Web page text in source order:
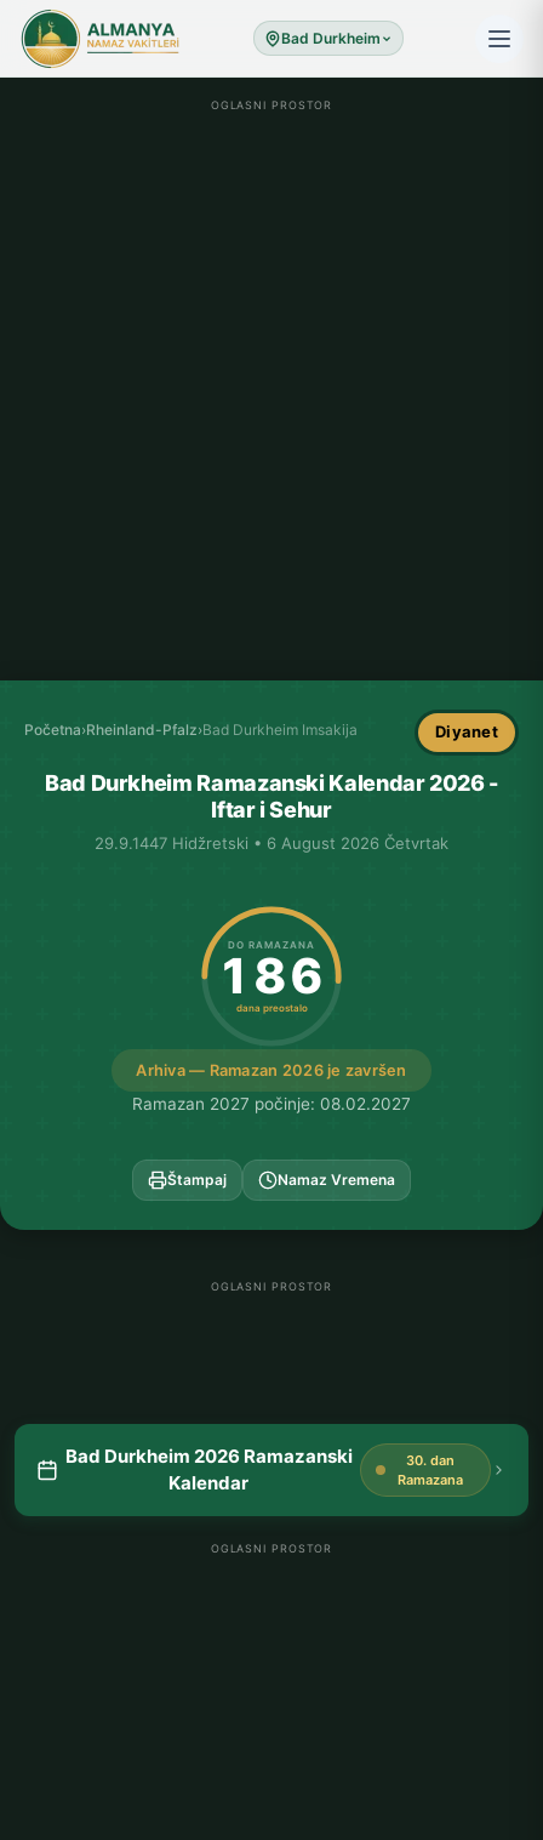
Bad Durkheim
OGLASNI PROSTOR
Početna›Rheinland-Pfalz›Bad Durkheim Imsakija Diyanet
Bad Durkheim Ramazanski Kalendar 2026 -
Iftar i Sehur
29.9.1447 Hidžretski • 6 August 2026 Četvrtak
Arhiva — Ramazan 2026 je završen
DO RAMAZANA
186
dana preostalo
Ramazan 2027 počinje: 08.02.2027
Štampaj Namaz Vremena
OGLASNI PROSTOR
Bad Durkheim 2026 Ramazanski
Kalendar
30. dan
Ramazana
OGLASNI PROSTOR